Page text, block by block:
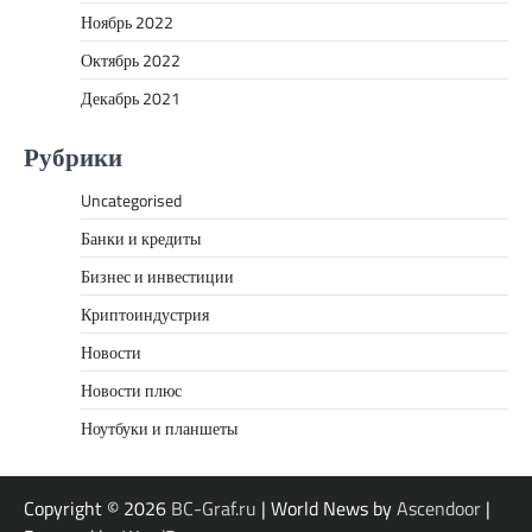
Ноябрь 2022
Октябрь 2022
Декабрь 2021
Рубрики
Uncategorised
Банки и кредиты
Бизнес и инвестиции
Криптоиндустрия
Новости
Новости плюс
Ноутбуки и планшеты
Copyright © 2026 BC-Graf.ru | World News byAscendoor |